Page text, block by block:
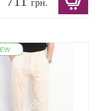
грн.